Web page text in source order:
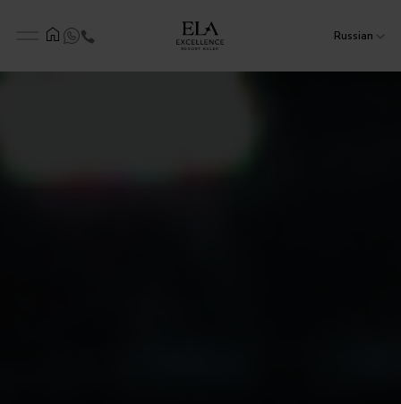
Russian